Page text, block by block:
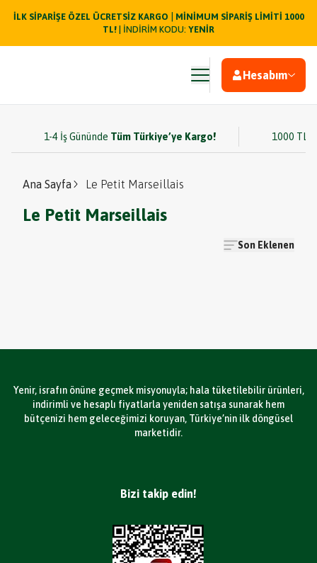
İLK SİPARİŞE ÖZEL ÜCRETSİZ KARGO
MİNİMUM SİPARİŞ LİMİTİ 1000
TL! | İNDİRİM KODU: YENİR
Hesabım
1-4 İş Gününde Tüm Türkiye’ye Kargo! 1000 TL
Ana Sayfa Le Petit Marseillais
Le Petit Marseillais
Son Eklenen
Yenir, israfın önüne geçmek misyonuyla; hala tüketilebilir ürünleri,
indirimli ve hesaplı fiyatlarla yeniden satışa sunarak hem
bütçenizi hem geleceğimizi koruyan, Türkiye’nin ilk döngüsel
marketidir.
Bizi takip edin!